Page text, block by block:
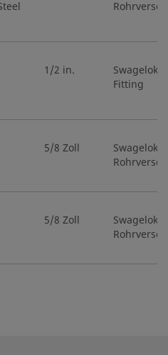
1/2 in.
Fitting
5/8 Zoll
Swagelok®
5/8 Zoll
Swagelok®